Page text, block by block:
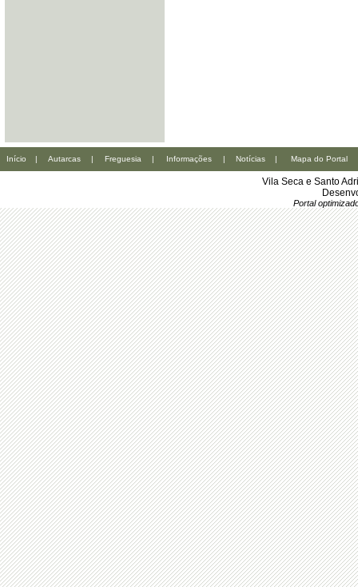
Início | Autarcas | Freguesia | Informações | Notícias | Mapa do Portal
Vila Seca e Santo
Portal